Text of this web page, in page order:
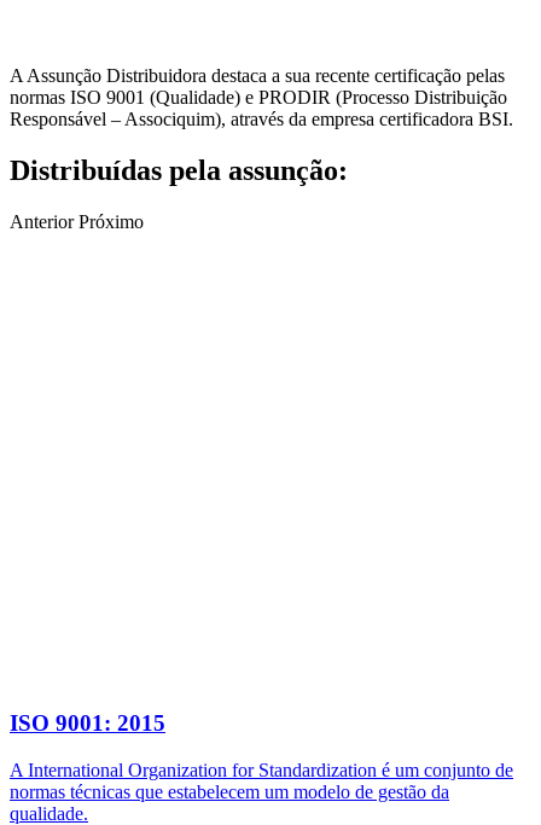
A Assunção Distribuidora destaca a sua recente certificação pelas
normas ISO 9001 (Qualidade) e PRODIR (Processo Distribuição
Responsável – Associquim), através da empresa certificadora BSI.
Distribuídas pela assunção:
Anterior Próximo
ISO 9001: 2015
A International Organization for Standardization é um conjunto de
normas técnicas que estabelecem um modelo de gestão da
qualidade.